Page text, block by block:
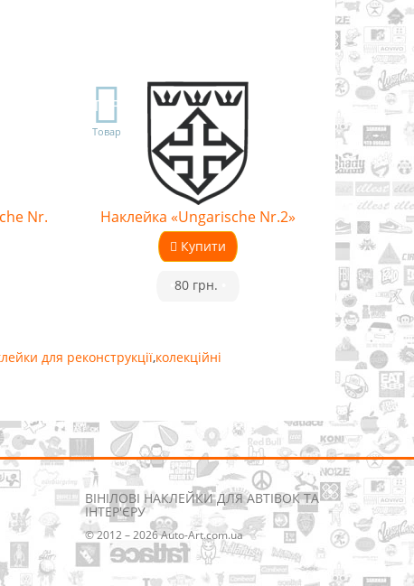
Nr.
TOP
Товар
Наклейка «Ungarische Nr.2»
Купити
80 грн.
для реконструкції,колекційні
ВІНІЛОВІ НАКЛЕЙКИ ДЛЯ АВТІВОК ТА
ІНТЕР'ЄРУ
© 2012 – 2026 Auto-Art.com.ua